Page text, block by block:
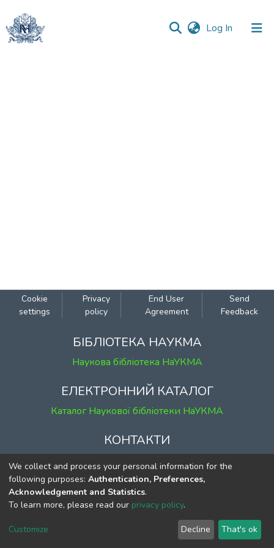
Log In (current)
Cookie
settings
Privacy
policy
End User
Agreement
Send
Feedback
БІБЛІОТЕКА НАУКМА
Наукова бібліотека НаУКМА
ЕЛЕКТРОННИЙ КАТАЛОГ
Каталог Наукової бібліотеки НаУКМА
КОНТАКТИ
м. Київ, вул. Григорія Сковороди, 2
к. 1, к. 120
тел. (044) 463-69-31
ekmair@ukma.edu.ua
We collect and process your personal information for the
following purposes: Authentication, Preferences,
Acknowledgement and Statistics.
To learn more, please read our privacy policy.
Customize Decline That's ok